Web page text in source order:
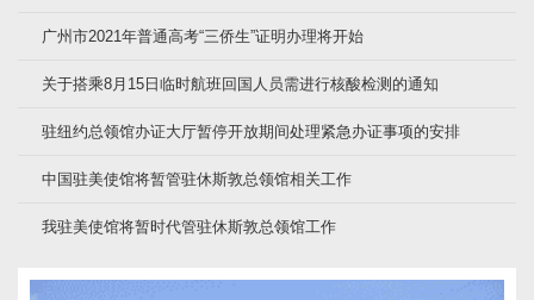
广州市2021年普通高考“三侨生”证明办理将开始
关于搭乘8月15日临时航班回国人员需进行核酸检测的通知
驻纽约总领馆办证大厅暂停开放期间处理紧急办证事项的安排
中国驻美使馆将暂管驻休斯敦总领馆相关工作
我驻美使馆将暂时代管驻休斯敦总领馆工作